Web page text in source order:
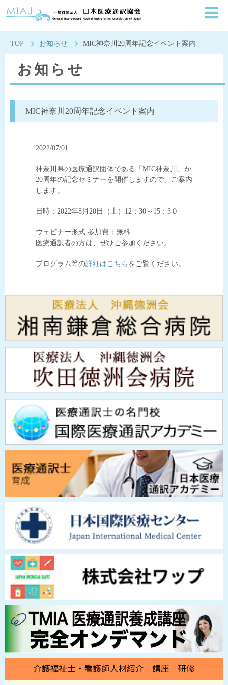
一般社団法人日本医療
TOP お知らせ MIC神奈川20周年記念イベント案内
お知らせ
MIC神奈川20周年記念イベント案内
2022/07/01
神奈川県の医療通訳団体である「MIC神奈川」が
20周年の記念セミナーを開催しますので、ご案内
します。
日時：2022年8月20日（土）12：30～15：3０
ウェビナー形式 参加費：無料
医療通訳者の方は、ぜひご参加ください。
プログラム等の詳細はこちら をご覧ください。